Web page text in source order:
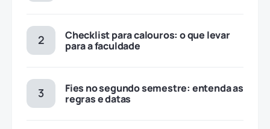
Checklist para calouros: o que levar
para a faculdade
Fies no segundo semestre: entenda as
regras e datas